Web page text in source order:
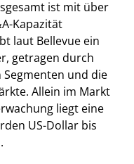
ist mit über
Kapazität
laut Bellevue ein
getragen durch
und die
Allein im Markt
liegt eine
US-Dollar bis